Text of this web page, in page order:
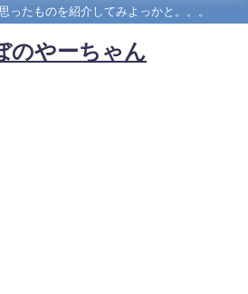
ったものを紹介してみよっかと。。。
のやーちゃん